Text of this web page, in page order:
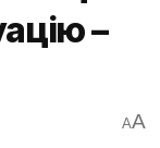
–
AA